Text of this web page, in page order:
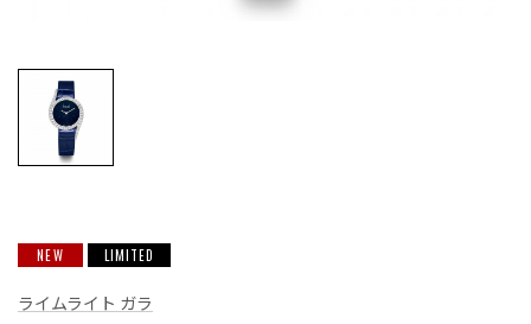
NEW LIMITED
ライムライト ガラ